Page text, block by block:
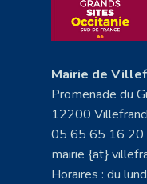
Mairie de
Promenade du
12200
05 65 65 16 20
mairie {at}
Horaires : du